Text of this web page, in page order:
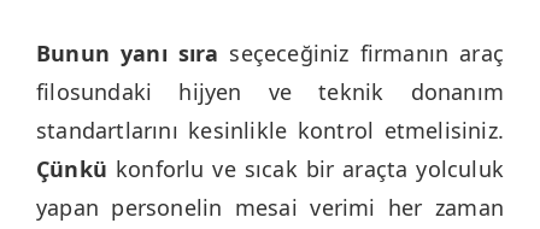
Bunun yanı sıra seçeceğiniz firmanın araç
filosundaki hijyen ve teknik donanım
standartlarını kesinlikle kontrol etmelisiniz.
Çünkü konforlu ve sıcak bir araçta yolculuk
yapan personelin mesai verimi her zaman